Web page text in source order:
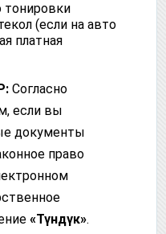
(если на авто
платная
Согласно
если вы
документы
право
«Түндүк».